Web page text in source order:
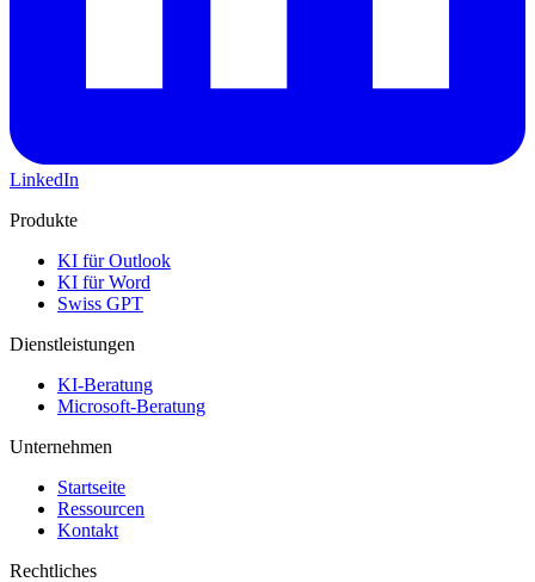
LinkedIn
Produkte
KI für Outlook
KI für Word
Swiss GPT
Dienstleistungen
KI-Beratung
Microsoft-Beratung
Unternehmen
Startseite
Ressourcen
Kontakt
Rechtliches